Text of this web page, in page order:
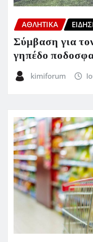
ΑΘΛΗΤΙΚΑ
Σύμβαση για
γηπέδο
kimiforum